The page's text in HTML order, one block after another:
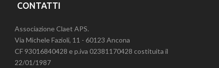
CONTATTI
Associazione Claet APS.
Via Michele Fazioli, 11 - 60123 Ancona
CF 93016840428 e p.iva 02381170428 costituita il
22/01/1987